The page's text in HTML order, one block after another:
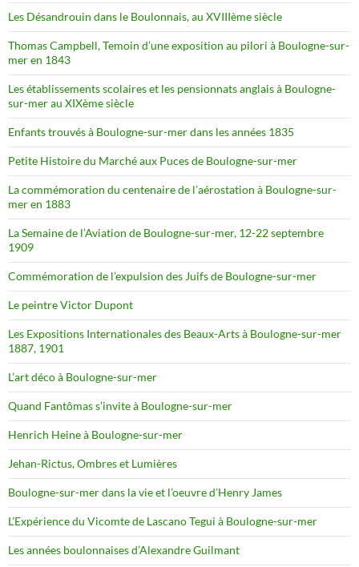
Les Désandrouin dans le Boulonnais, au XVIIIème siècle
Thomas Campbell, Temoin d’une exposition au pilori à Boulogne-sur-
mer en 1843
Les établissements scolaires et les pensionnats anglais à Boulogne-
sur-mer au XIXème siècle
Enfants trouvés à Boulogne-sur-mer dans les années 1835
Petite Histoire du Marché aux Puces de Boulogne-sur-mer
La commémoration du centenaire de l’aérostation à Boulogne-sur-
mer en 1883
La Semaine de l’Aviation de Boulogne-sur-mer, 12-22 septembre
1909
Commémoration de l’expulsion des Juifs de Boulogne-sur-mer
Le peintre Victor Dupont
Les Expositions Internationales des Beaux-Arts à Boulogne-sur-mer
1887, 1901
L’art déco à Boulogne-sur-mer
Quand Fantômas s’invite à Boulogne-sur-mer
Henrich Heine à Boulogne-sur-mer
Jehan-Rictus, Ombres et Lumières
Boulogne-sur-mer dans la vie et l’oeuvre d’Henry James
L’Expérience du Vicomte de Lascano Tegui à Boulogne-sur-mer
Les années boulonnaises d’Alexandre Guilmant